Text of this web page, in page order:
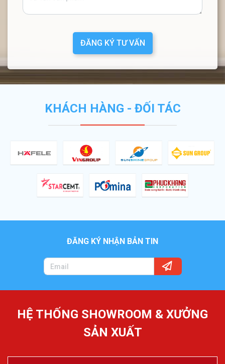
ĐĂNG KÝ TƯ VẤN
KHÁCH HÀNG - ĐỐI TÁC
ĐĂNG KÝ NHẬN BẢN TIN
HỆ THỐNG SHOWROOM & XƯỞNG
SẢN XUẤT